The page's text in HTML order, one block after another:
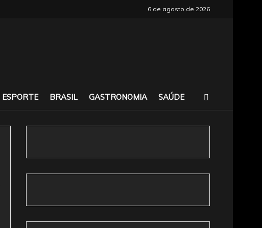
6 de agosto de 2026
ESPORTE BRASIL GASTRONOMIA SAÚDE